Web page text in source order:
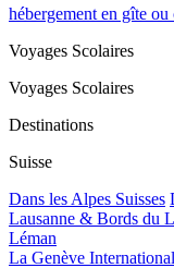
hébergement en gîte ou
Voyages Scolaires
Voyages Scolaires
Destinations
Suisse
Dans les Alpes Suisses
Lausanne & Bords du
Léman
La Genève